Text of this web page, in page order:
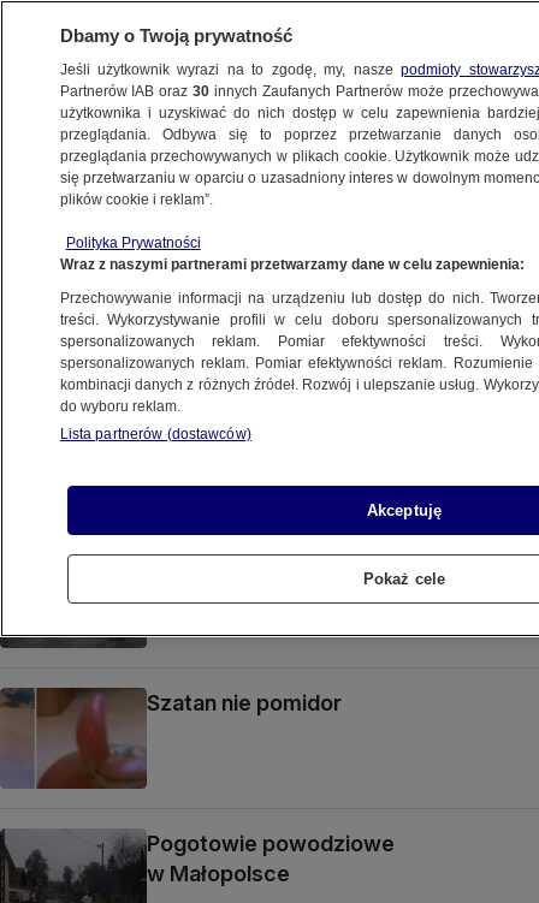
METEO
NAJNOWSZE
Wakacje za huragan
2000 km bez lądowania i kropli paliwa
Ocean kwitnie na turkusowo
Filipiny: 31 osób zginęło w tropikalnej
Szatan nie pomidor
Pogotowie powodziowe
w Małopolsce
Dbamy o Twoją prywatność
Jeśli użytkownik wyrazi na to zgodę, my, naszepodmioty
Partnerów IAB oraz30 innych Zaufanych Partnerów może
użytkownika i uzyskiwać do nich dostęp w celu zapewnienia
przeglądania. Odbywa się to poprzez przetwarzanie danych
przeglądania przechowywanych w plikach cookie. Użytkownik może
się przetwarzaniu w oparciu o uzasadniony interes w dowolnym
plików cookie i reklam”.
Polityka Prywatności
Wraz z naszymi partnerami przetwarzamy dane w celu zapewnienia:
Przechowywanie informacji na urządzeniu lub dostęp do nich.
treści. Wykorzystywanie profili w celu doboru spersonalizowanych
spersonalizowanych reklam. Pomiar efektywności treści.
spersonalizowanych reklam. Pomiar efektywności reklam.
kombinacji danych z różnych źródeł. Rozwój i ulepszanie usług.
do wyboru reklam.
Lista partnerów (dostawców)
Akceptuję
Pokaż cele